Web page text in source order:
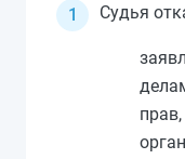
Судья